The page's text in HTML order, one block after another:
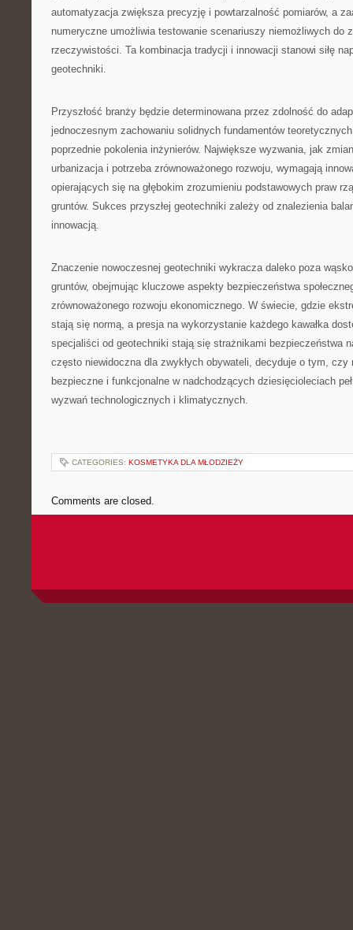
automatyzacja zwiększa precyzję i powtarzalność pomiarów, a
numeryczne umożliwia testowanie scenariuszy niemożliwych do
rzeczywistości. Ta kombinacja tradycji i innowacji stanowi siłę
geotechniki.
Przyszłość branży będzie determinowana przez zdolność do
jednoczesnym zachowaniu solidnych fundamentów
poprzednie pokolenia inżynierów. Największe wyzwania, jak
urbanizacja i potrzeba zrównoważonego rozwoju, wymagają
opierających się na głębokim zrozumieniu podstawowych praw
gruntów. Sukces przyszłej geotechniki zależy od znalezienia
innowacją.
Znaczenie nowoczesnej geotechniki wykracza daleko poza
gruntów, obejmując kluczowe aspekty bezpieczeństwa
zrównoważonego rozwoju ekonomicznego. W świecie, gdzie
stają się normą, a presja na wykorzystanie każdego kawałka
specjaliści od geotechniki stają się strażnikami bezpieczeństwa
często niewidoczna dla zwykłych obywateli, decyduje o tym, czy
bezpieczne i funkcjonalne w nadchodzących dziesięcioleciach
wyzwań technologicznych i klimatycznych.
CATEGORIES: KOSMETYKA DLA MŁODZIEŻY
Comments are closed.